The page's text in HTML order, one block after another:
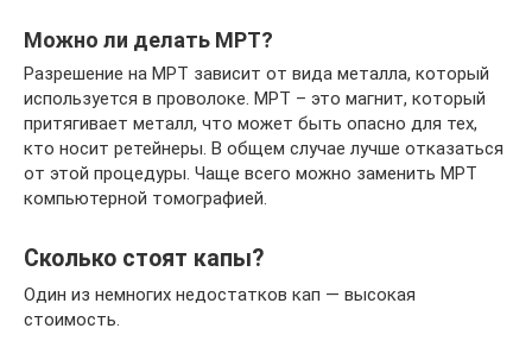
Можно ли делать МРТ?
Разрешение на МРТ зависит от вида металла, который
используется в проволоке. МРТ – это магнит, который
притягивает металл, что может быть опасно для тех,
кто носит ретейнеры. В общем случае лучше отказаться
от этой процедуры. Чаще всего можно заменить МРТ
компьютерной томографией.
Сколько стоят капы?
Один из немногих недостатков кап — высокая
стоимость.